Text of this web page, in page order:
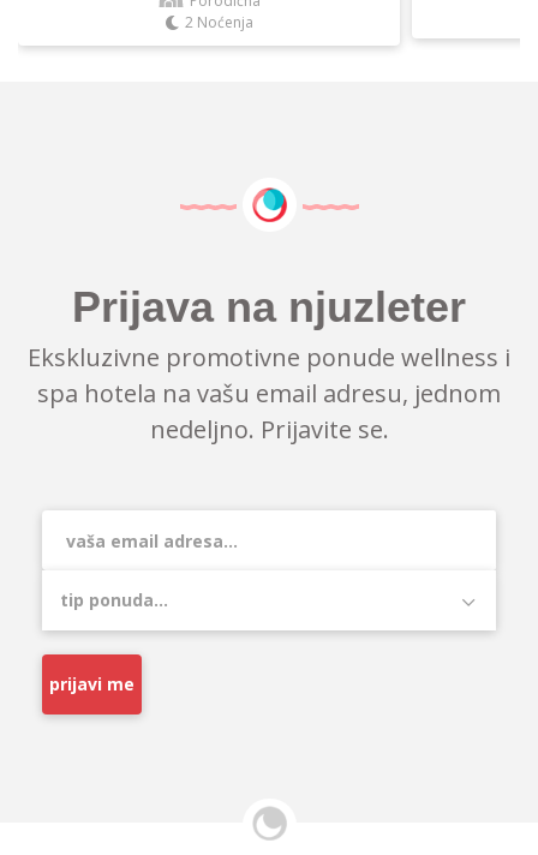
2 Noćenja
Prijava na njuzleter
Ekskluzivne promotivne ponude wellness i
spa hotela na vašu email adresu, jednom
nedeljno. Prijavite se.
prijavi me